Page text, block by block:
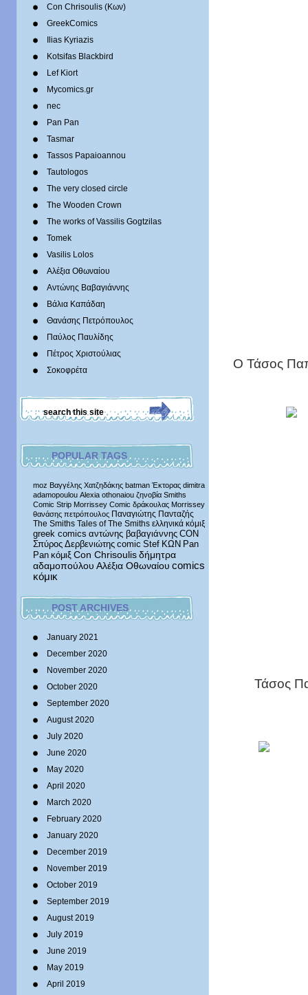
Con Chrisoulis (Κων)
GreekComics
Ilias Kyriazis
Kotsifas Blackbird
Lef Kiort
Mycomics.gr
nec
Pan Pan
Tasmar
Tassos Papaioannou
Tautologos
The very closed circle
The Wooden Crown
The works of Vassilis Gogtzilas
Tomek
Vasilis Lolos
Αλέξια Οθωναίου
Αντώνης Βαβαγιάννης
Βάλια Καπάδαη
Θανάσης Πετρόπουλος
Παύλος Παυλίδης
Πέτρος Χριστούλιας
Σοκοφρέτα
POPULAR TAGS
moz Βαγγέλης Χατζηδάκης batman Έκτορας dimitra
adamopoulou Alexia othonaiou ζηνοβία Smiths
Comic Strip Morrissey Comic δράκουλας Morrissey
θανάσης πετρόπουλος Παναγιώτης Πανταζής
The Smiths Tales of The Smiths ελληνικά κόμιξ
greek comics αντώνης βαβαγιάννης CON
Σπύρος Δερβενιώτης comic Stef ΚΩΝ Pan
Pan κόμιξ Con Chrisoulis δήμητρα
αδαμοπούλου Αλέξια Οθωναίου comics
κόμικ
POST ARCHIVES
January 2021
December 2020
November 2020
October 2020
September 2020
August 2020
July 2020
June 2020
May 2020
April 2020
March 2020
February 2020
January 2020
December 2019
November 2019
October 2019
September 2019
August 2019
July 2019
June 2019
May 2019
April 2019
Ο Τάσος
Τάσος